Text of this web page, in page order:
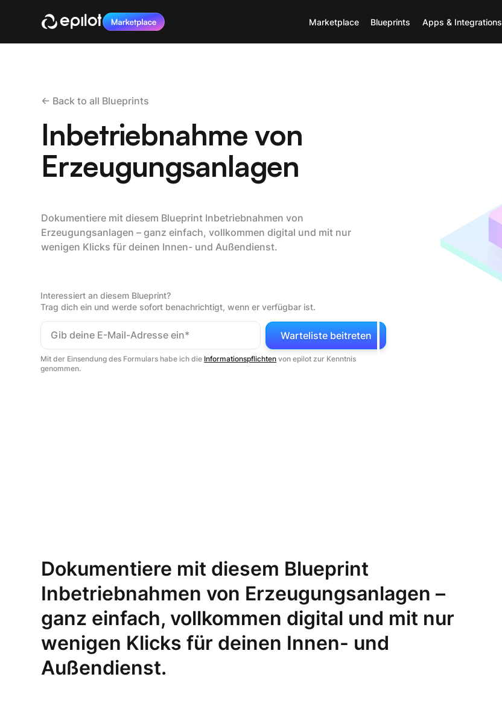
Marketplace Blueprints Apps & Integrations
<- Back to all Blueprints
Inbetriebnahme von
Erzeugungsanlagen
Dokumentiere mit diesem Blueprint Inbetriebnahmen von
Erzeugungsanlagen – ganz einfach, vollkommen digital und mit nur
wenigen Klicks für deinen Innen- und Außendienst.
Interessiert an diesem Blueprint?
Trag dich ein und werde sofort benachrichtigt, wenn er verfügbar ist.
Mit der Einsendung des Formulars habe ich die Informationspflichten von epilot zur Kenntnis
genommen.
Dokumentiere mit diesem Blueprint
Inbetriebnahmen von Erzeugungsanlagen –
ganz einfach, vollkommen digital und mit nur
wenigen Klicks für deinen Innen- und
Außendienst.